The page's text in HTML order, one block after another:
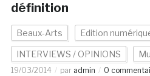
définition
Beaux-Arts Edition
INTERVIEWS / OPINIONS
19/03/2014 par admin 0